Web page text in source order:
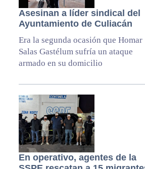
Asesinan a líder sindical del
Ayuntamiento de Culiacán
Era la segunda ocasión que Homar
Salas Gastélum sufría un ataque
armado en su domicilio
En operativo, agentes de la